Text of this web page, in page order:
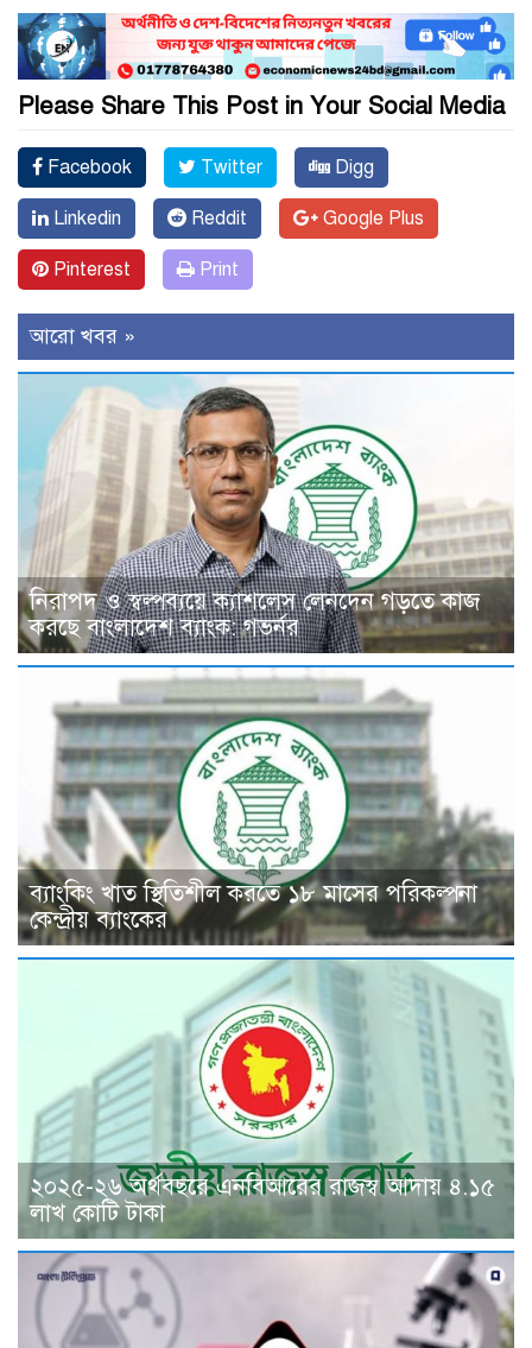
Please Share This Post in Your Social Media
Facebook Twitter Digg
Linkedin Reddit Google Plus
Pinterest Print
আরো খবর »
নিরাপদ ও স্বল্পব্যয়ে ক্যাশলেস লেনদেন গড়তে কাজ
করছে বাংলাদেশ ব্যাংক: গভর্নর
ব্যাংকিং খাত স্থিতিশীল করতে ১৮ মাসের পরিকল্পনা
কেন্দ্রীয় ব্যাংকের
২০২৫-২৬ অর্থবছরে এনবিআরের রাজস্ব আদায় ৪.১৫
লাখ কোটি টাকা